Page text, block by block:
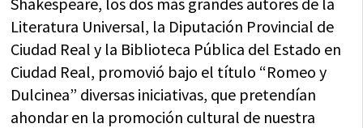
Literatura Universal, la Diputación Provincial de
Ciudad Real y la Biblioteca Pública del Estado en
Ciudad Real, promovió bajo el título “Romeo y
Dulcinea” diversas iniciativas, que pretendían
ahondar en la promoción cultural de nuestra